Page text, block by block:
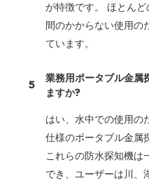
が特徴です。 ほとん
間のかからない使用の
ています。
5
業務用ポータブル金属
ますか?
はい、水中での使用の
仕様のポータブル金属
これらの防水探知機は
でき、ユーザーは川、